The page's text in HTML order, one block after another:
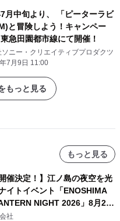
月中旬より、 「ピーターラビ
と冒険しよう！キャンペー
急田園都市線にて開催！
ニー・クリエイティブプロダクツ
7月9日 11:00
もっと見る
もっと見る
開催決定！】江ノ島の夜空を光
イトイベント「ENOSHIMA
NIGHT 2026」8月22
替開催＆受付スタート！
社